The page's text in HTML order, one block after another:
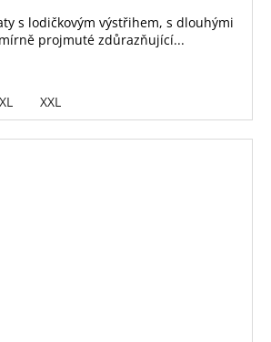
s lodičkovým výstřihem, s dlouhými
projmuté zdůrazňující...
XL XXL